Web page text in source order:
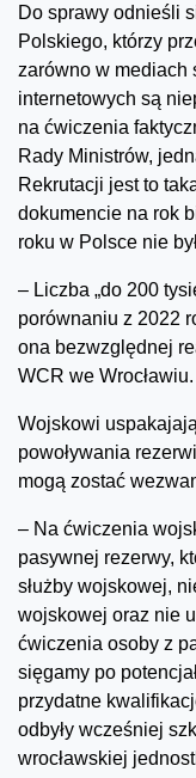
Do sprawy odnieśli
Polskiego, którzy
zarówno w mediach
internetowych są
na ćwiczenia
Rady Ministrów,
Rekrutacji jest to
dokumencie na rok
roku w Polsce nie
– Liczba „do 200
porównaniu z 2022
ona bezwzględnej
WCR we Wrocławiu.
Wojskowi
powoływania
mogą zostać
– Na ćwiczenia
pasywnej rezerwy,
służby wojskowej,
wojskowej oraz nie
ćwiczenia osoby z
sięgamy po
przydatne
odbyły wcześniej
wrocławskiej